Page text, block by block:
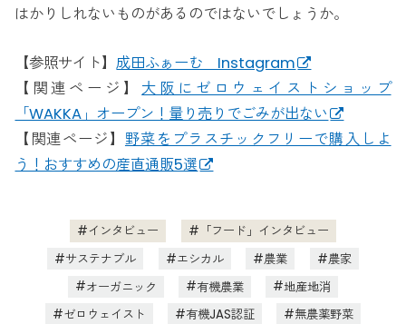
はかりしれないものがあるのではないでしょうか。
【参照サイト】成田ふぁーむ Instagram
【関連ページ】大阪にゼロウェイストショップ
「WAKKA」オープン！量り売りでごみが出ない
【関連ページ】 野菜をプラスチックフリーで購入しよ
う！おすすめの産直通販5選
インタビュー
「フード」インタビュー
サステナブル
エシカル 農業
農家
オーガニック
有機農業
地産地消
ゼロウェイスト
有機JAS認証
無農薬野菜